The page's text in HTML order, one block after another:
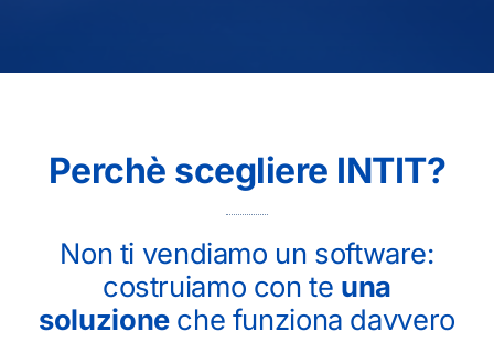
Perchè scegliere INTIT?
Non ti vendiamo un software:
costruiamo con te una
soluzioneche funziona davvero